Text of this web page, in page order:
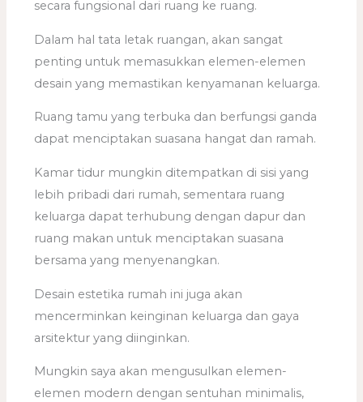
secara fungsional dari ruang ke ruang.
Dalam hal tata letak ruangan, akan sangat
penting untuk memasukkan elemen-elemen
desain yang memastikan kenyamanan keluarga.
Ruang tamu yang terbuka dan berfungsi ganda
dapat menciptakan suasana hangat dan ramah.
Kamar tidur mungkin ditempatkan di sisi yang
lebih pribadi dari rumah, sementara ruang
keluarga dapat terhubung dengan dapur dan
ruang makan untuk menciptakan suasana
bersama yang menyenangkan.
Desain estetika rumah ini juga akan
mencerminkan keinginan keluarga dan gaya
arsitektur yang diinginkan.
Mungkin saya akan mengusulkan elemen-
elemen modern dengan sentuhan minimalis,